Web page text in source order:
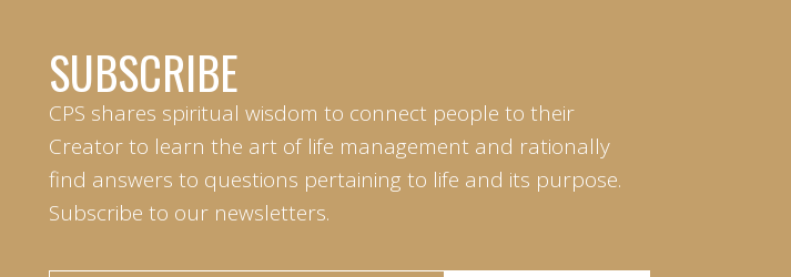
SUBSCRIBE
CPS shares spiritual wisdom to connect people to their
Creator to learn the art of life management and rationally
find answers to questions pertaining to life and its purpose.
Subscribe to our newsletters.